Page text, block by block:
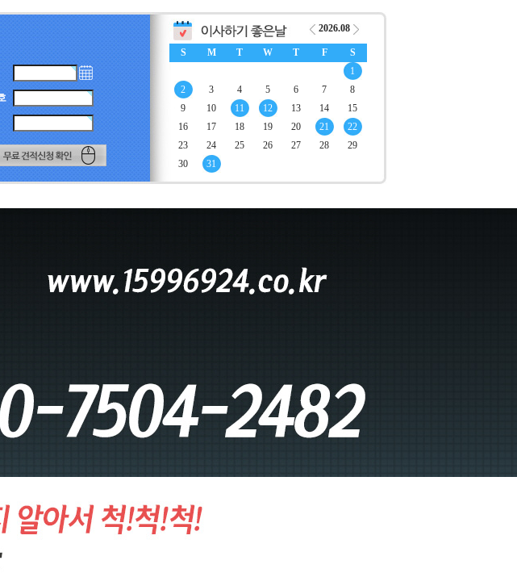
2026.08
S M T W T F
S
1
2
3 4 5 6 7
8
9
10 11 12 13 14
15
16
17 18 19 20 21
22
23
24 25 26 27 28
29
30
31